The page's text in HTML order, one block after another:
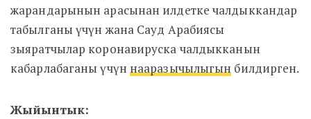
жарандарынын арасынан илдетке чалдыккандар
табылганы үчүн жана Сауд Арабиясы
зыяратчылар коронавируска чалдыкканын
кабарлабаганы үчүн нааразычылыгын билдирген.
Жыйынтык: